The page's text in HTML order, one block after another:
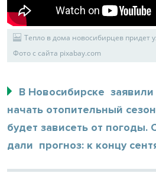
Тепло в дома новосибирцев придет
Фото с сайта pixabay.com
В Новосибирске заявили
начать отопительный
будет зависеть от погоды.
дали прогноз: к концу